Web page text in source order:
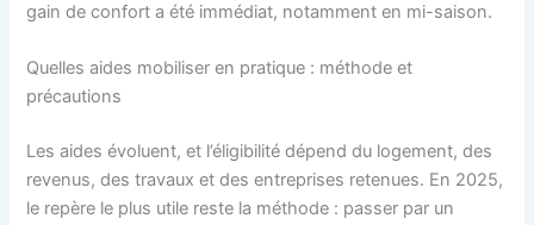
gain de confort a été immédiat, notamment en mi-saison.
Quelles aides mobiliser en pratique : méthode et
précautions
Les aides évoluent, et l’éligibilité dépend du logement, des
revenus, des travaux et des entreprises retenues. En 2025,
le repère le plus utile reste la méthode : passer par un